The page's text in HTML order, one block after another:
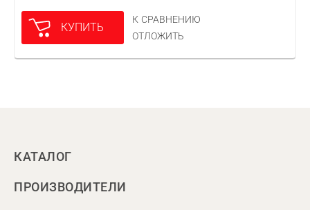
КУПИТЬ
К СРАВНЕНИЮ
ОТЛОЖИТЬ
КАТАЛОГ
ПРОИЗВОДИТЕЛИ